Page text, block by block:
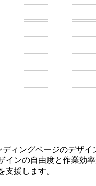
ィングページのデザ
インの自由度と作業効
支援します。